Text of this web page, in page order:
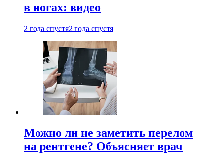
в ногах: видео
2 года спустя2 года спустя
Можно ли не заметить перелом
на рентгене? Объясняет врач